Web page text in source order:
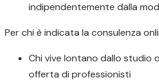
indipendentemente dalla
Per chi è indicata la consulenza
Chi vive lontano dallo studio
offerta di professionisti